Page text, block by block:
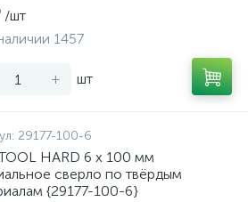
/шт
1457
+ шт
29177-100-6
HARD 6 х 100 мм
cверло по твёрдым
{29177-100-6}